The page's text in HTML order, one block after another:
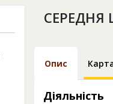
Опис
Діяльність